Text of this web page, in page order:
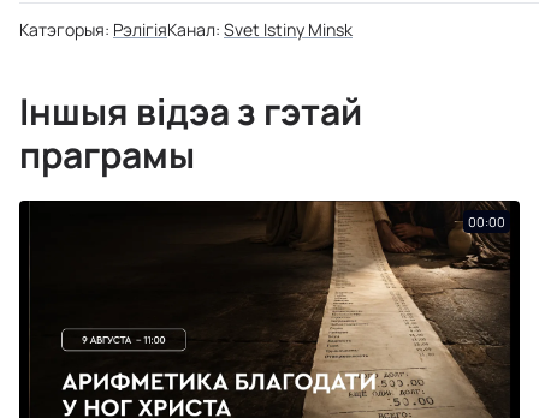
Катэгорыя: РэлігіяКанал: Svet Istiny Minsk
Іншыя відэа з гэтай
праграмы
00:00